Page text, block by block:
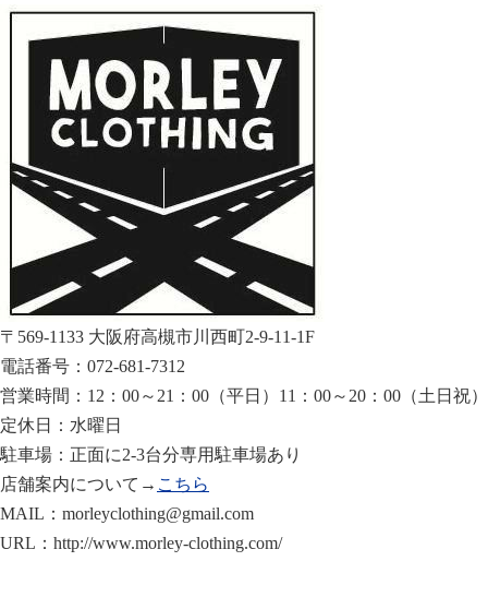
〒569-1133 大阪府高槻市川西町2-9-11-1F
電話番号：072-681-7312
営業時間：12：00～21：00（平日）11：00～20：00（土日祝）
定休日：水曜日
駐車場：正面に2-3台分専用駐車場あり
店舗案内について→ こちら
MAIL：morleyclothing@gmail.com
URL：http://www.morley-clothing.com/